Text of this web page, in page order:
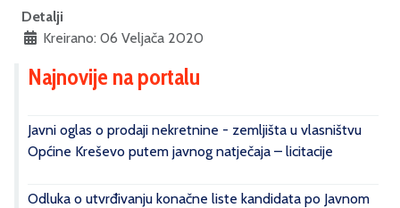
Detalji
Kreirano: 06 Veljača 2020
Najnovije na portalu
Javni oglas o prodaji nekretnine - zemljišta u vlasništvu
Općine Kreševo putem javnog natječaja – licitacije
Odluka o utvrđivanju konačne liste kandidata po Javnom